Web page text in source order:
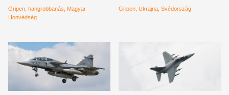
Gripen hangrobbanás
Magyar
Honvédség
elő mindenkire nézve
Gripen Ukrajna Svédország